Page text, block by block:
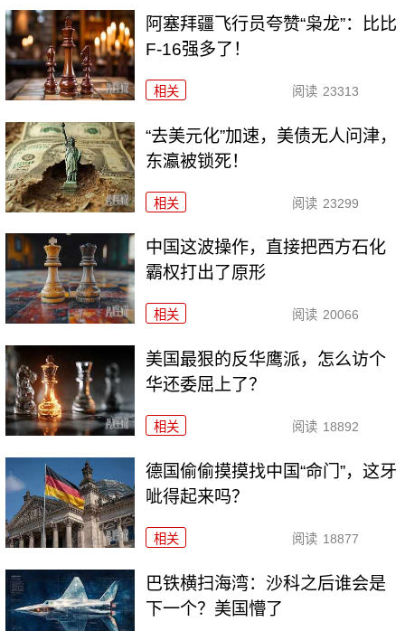
阿塞拜疆飞行员夸赞“枭龙”：比比
F-16强多了！
相关 阅读 23313
“去美元化”加速，美债无人问津，
东瀛被锁死！
相关 阅读 23299
中国这波操作，直接把西方石化
霸权打出了原形
相关 阅读 20066
美国最狠的反华鹰派，怎么访个
华还委屈上了？
相关 阅读 18892
德国偷偷摸摸找中国“命门”，这牙
呲得起来吗？
相关 阅读 18877
巴铁横扫海湾：沙科之后谁会是
下一个？美国懵了